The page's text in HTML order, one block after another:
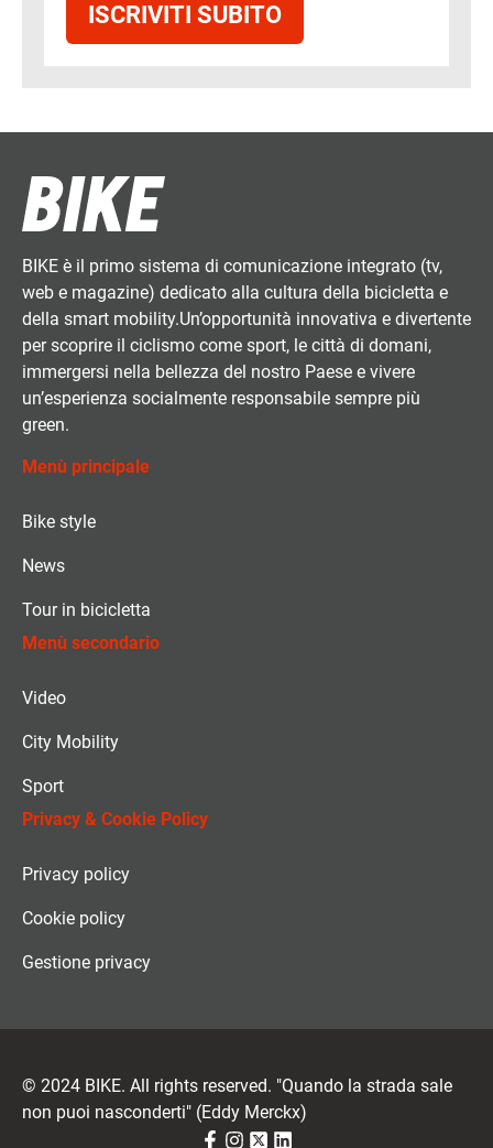
ISCRIVITI SUBITO
BIKE è il primo sistema di comunicazione integrato (tv,
web e magazine) dedicato alla cultura della bicicletta e
della smart mobility.Un’opportunità innovativa e divertente
per scoprire il ciclismo come sport, le città di domani,
immergersi nella bellezza del nostro Paese e vivere
un’esperienza socialmente responsabile sempre più
green.
Menù principale
Bike style
News
Tour in bicicletta
Menù secondario
Video
City Mobility
Sport
Privacy & Cookie Policy
Privacy policy
Cookie policy
Gestione privacy
© 2024 BIKE. All rights reserved. "Quando la strada sale
non puoi nasconderti" (Eddy Merckx)